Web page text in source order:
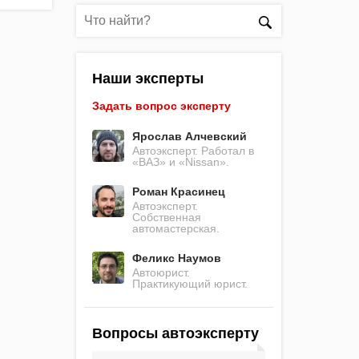
Наши эксперты
Задать вопрос эксперту
Ярослав Алчевский
Автоэксперт. Работал в
«ВАЗ» и «Nissan».
Роман Красинец
Автоэксперт.
Собственная
автомастерская.
Феликс Наумов
Автоюрист.
Практикующий юрист.
Вопросы автоэксперту